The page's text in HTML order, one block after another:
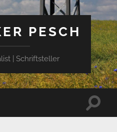
PESCH
| Schriftsteller